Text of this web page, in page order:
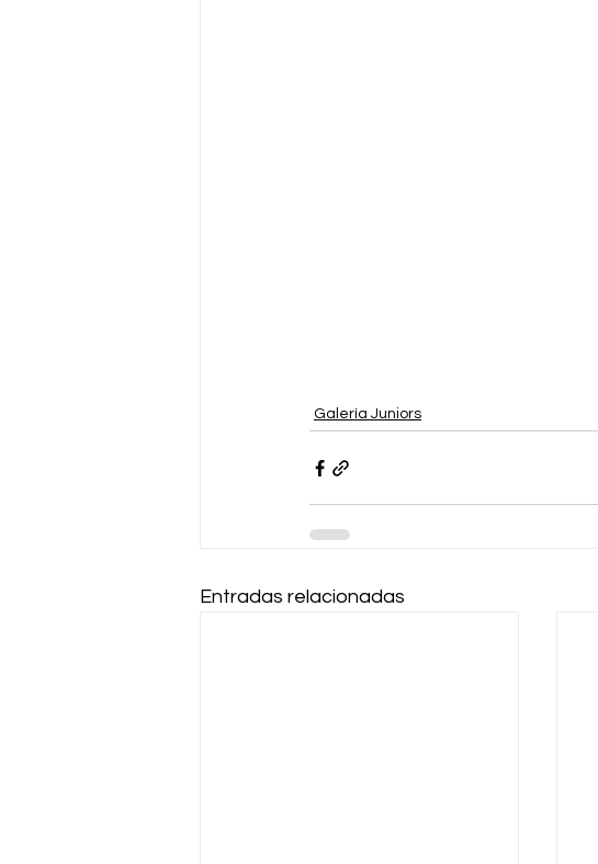
Galería Juniors
Entradas relacionadas